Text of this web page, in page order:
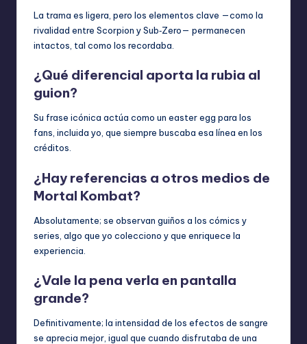
La trama es ligera, pero los elementos clave —como la
rivalidad entre Scorpion y Sub‑Zero— permanecen
intactos, tal como los recordaba.
¿Qué diferencial aporta la rubia al
guion?
Su frase icónica actúa como un easter egg para los
fans, incluida yo, que siempre buscaba esa línea en los
créditos.
¿Hay referencias a otros medios de
Mortal Kombat?
Absolutamente; se observan guiños a los cómics y
series, algo que yo colecciono y que enriquece la
experiencia.
¿Vale la pena verla en pantalla
grande?
Definitivamente; la intensidad de los efectos de sangre
se aprecia mejor, igual que cuando disfrutaba de una